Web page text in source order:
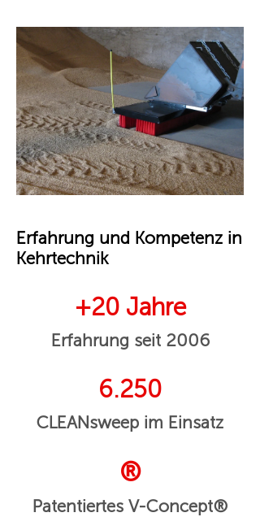
Erfahrung und Kompetenz in
Kehrtechnik
+20 Jahre
Erfahrung seit 2006
6.250
CLEANsweep im Einsatz
®
Patentiertes V-Concept®